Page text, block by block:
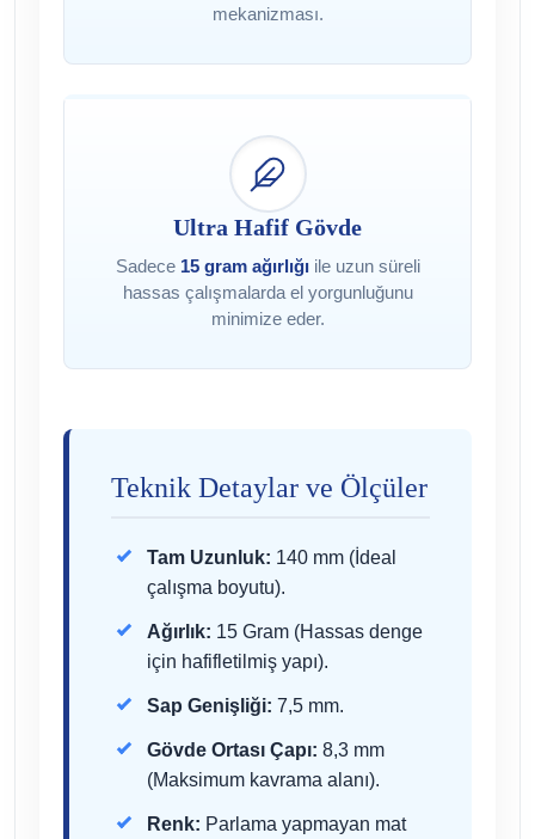
mekanizması.
Ultra Hafif Gövde
Sadece 15 gram ağırlığıile uzun süreli
hassas çalışmalarda el yorgunluğunu
minimize eder.
Teknik Detaylar ve Ölçüler
Tam Uzunluk: 140 mm (İdeal
çalışma boyutu).
Ağırlık: 15 Gram (Hassas denge
için hafifletilmiş yapı).
Sap Genişliği: 7,5 mm.
Gövde Ortası Çapı: 8,3 mm
(Maksimum kavrama alanı).
Renk: Parlama yapmayan mat